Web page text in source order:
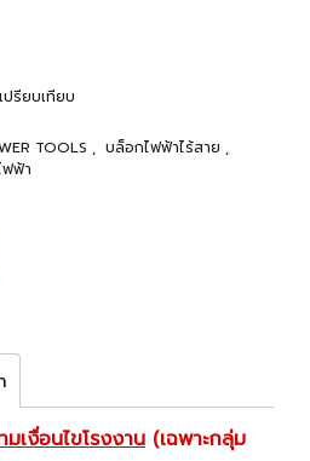
เปรียบเทียบ
TOOLS , บล็อกไฟฟ้าไร้สาย ,
ฟฟ้า
เงื่อนไขโรงงาน (เฉพาะกลุ่ม